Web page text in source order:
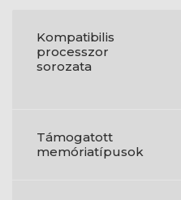
Kompatibilis
processzor
sorozata
Támogatott
memóriatípusok